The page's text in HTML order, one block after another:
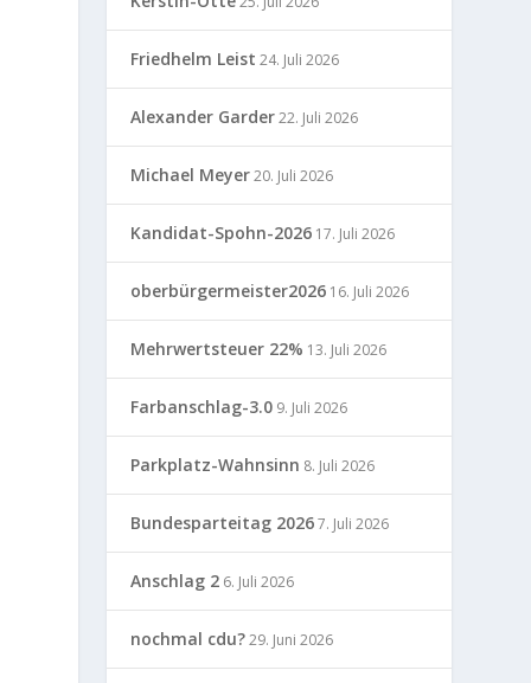
Friedhelm Leist 24. Juli 2026
Alexander Garder22. Juli 2026
Michael Meyer20. Juli 2026
Kandidat-Spohn-2026 17. Juli 2026
oberbürgermeister2026 16. Juli 2026
Mehrwertsteuer 22% 13. Juli 2026
Farbanschlag-3.0 9. Juli 2026
Parkplatz-Wahnsinn 8. Juli 2026
Bundesparteitag 20267. Juli 2026
Anschlag 2 6. Juli 2026
nochmal cdu?29. Juni 2026